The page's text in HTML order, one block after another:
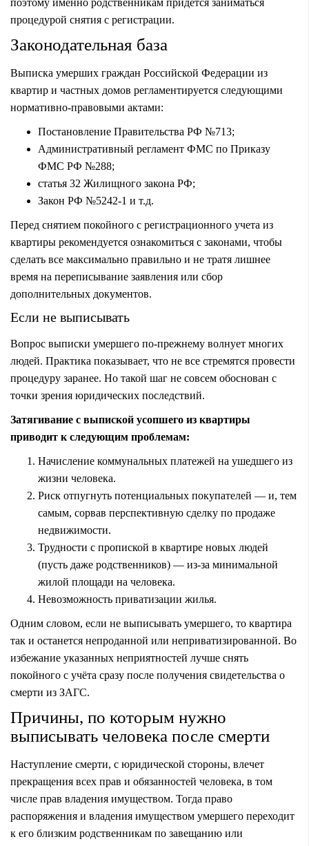
процедурой снятия с регистрации.
Законодательная база
Выписка умерших граждан Российской Федерации из
квартир и частных домов регламентируется следующими
нормативно-правовыми актами:
Постановление Правительства РФ №713;
Административный регламент ФМС по Приказу
ФМС РФ №288;
статья 32 Жилищного закона РФ;
Закон РФ №5242-1 и т.д.
Перед снятием покойного с регистрационного учета из
квартиры рекомендуется ознакомиться с законами, чтобы
сделать все максимально правильно и не тратя лишнее
время на переписывание заявления или сбор
дополнительных документов.
Если не выписывать
Вопрос выписки умершего по-прежнему волнует многих
людей. Практика показывает, что не все стремятся провести
процедуру заранее. Но такой шаг не совсем обоснован с
точки зрения юридических последствий.
Затягивание с выпиской усопшего из квартиры
приводит к следующим проблемам:
Начисление коммунальных платежей на ушедшего из
жизни человека.
Риск отпугнуть потенциальных покупателей — и, тем
самым, сорвав перспективную сделку по продаже
недвижимости.
Трудности с пропиской в квартире новых людей
(пусть даже родственников) — из-за минимальной
жилой площади на человека.
Невозможность приватизации жилья.
Одним словом, если не выписывать умершего, то квартира
так и останется непроданной или неприватизированной. Во
избежание указанных неприятностей лучше снять
покойного с учёта сразу после получения свидетельства о
смерти из ЗАГС.
Причины, по которым нужно
выписывать человека после смерти
Наступление смерти, с юридической стороны, влечет
прекращения всех прав и обязанностей человека, в том
числе прав владения имуществом. Тогда право
распоряжения и владения имуществом умершего переходит
к его близким родственникам по завещанию или